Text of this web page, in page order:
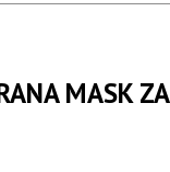
MASK ZA